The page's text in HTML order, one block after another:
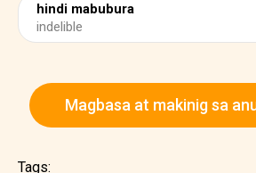
hindi mabubura
indelible
Magbasa at makinig sa
Tags: